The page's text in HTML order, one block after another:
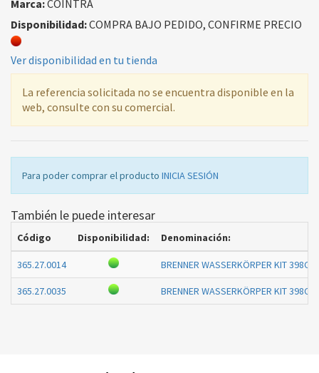
Marca:COINTRA
Disponibilidad:COMPRA BAJO PEDIDO, CONFIRME PRECIO
Ver disponibilidad en tu tienda
La referencia solicitada no se encuentra disponible en la
web, consulte con su comercial.
Para poder comprar el producto INICIA SESIÓN
También le puede interesar
Código Disponibilidad: Denominación:
365.27.0014 BRENNER WASSERKÖRPER KIT
365.27.0035 BRENNER WASSERKÖRPER KIT